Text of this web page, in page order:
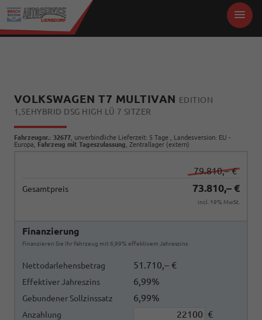
VOLKSWAGEN T7 MULTIVAN EDITION
1,5EHYBRID DSG HIGH LÜ 7 SITZER
Fahrzeugnr.: 32677 , unverbindliche Lieferzeit: 5 Tage , Landesversion: EU -
Europa, Fahrzeug mit Tageszulassung , Zentrallager (extern)
79.810,– €
Gesamtpreis 73.810,– €
incl. 19% MwSt.
Finanzierung
Finanzieren Sie Ihr Fahrzeug mit 6,99% effektivem Jahreszins
Nettodarlehensbetrag 51.710,– €
Effektiver Jahreszins 6,99%
Gebundener Sollzinssatz 6,99%
Anzahlung €